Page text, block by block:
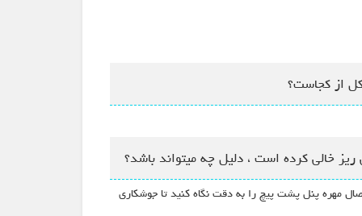
از کجاست؟
مهره پنل پشت پیچ را به دقت نگاه کنید تا جوشکاری